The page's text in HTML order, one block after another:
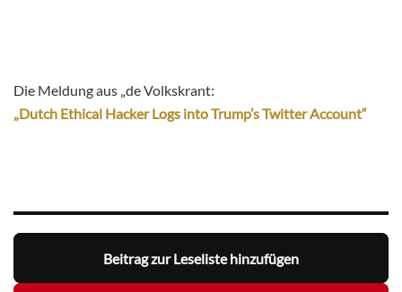
Die Meldung aus „de Volkskrant:
„Dutch Ethical Hacker Logs into Trump’s Twitter Account“
Beitrag zur Leseliste hinzufügen